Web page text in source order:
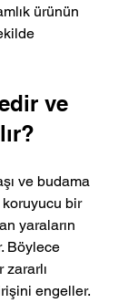
ürünün
ve
ve budama
bir
yaraların
Böylece
zararlı
engeller.